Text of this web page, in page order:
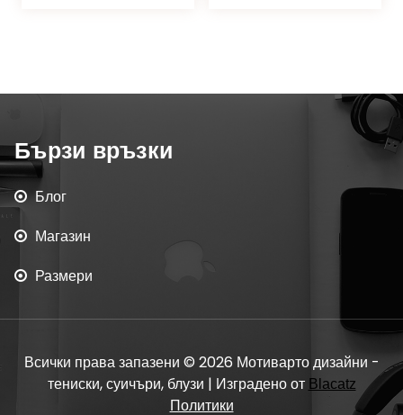
Бързи връзки
Блог
Магазин
Размери
Всички права запазени © 2026 Мотиварто дизайни -
тениски, суичъри, блузи | Изградено от Blacatz
Политики